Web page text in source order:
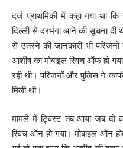
दर्ज प्राथमिकी में कहा गया था
दिल्ली से दरभंगा आने की सूचना दी
से उतरने की जानकारी भी
आशीष का मोबाइल स्विच ऑफ हो
रही थी। परिजनों और पुलिस ने
मिली थी।
मामले में ट्विस्ट तब आया जब दो
स्विच ऑन हो गया। मोबाइल ऑन